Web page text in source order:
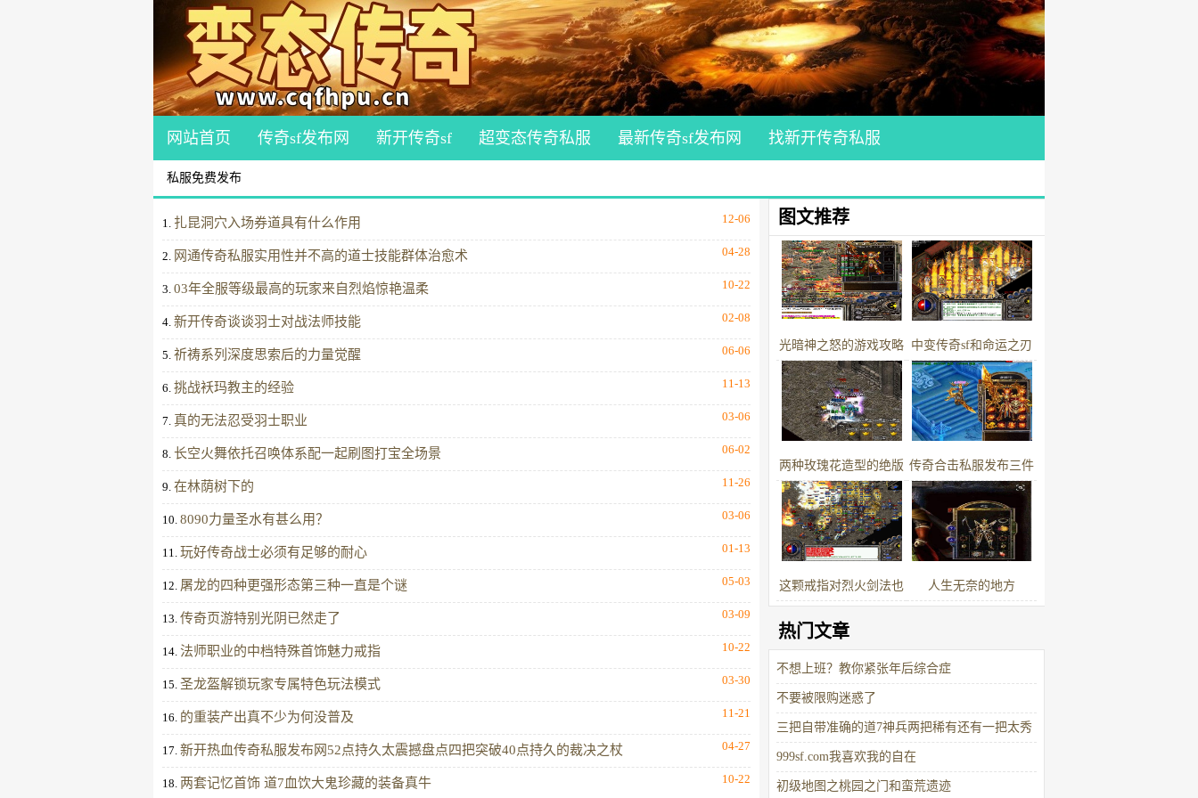
网站首页 传奇sf发布网 新开传奇sf 超变态传奇私服 最新传奇sf发布网 找新开传奇私服
私服免费发布
12-06
1. 扎昆洞穴入场券道具有什么作用
04-28
2. 网通传奇私服实用性并不高的道士技能群体治愈术
10-22
3. 03年全服等级最高的玩家来自烈焰惊艳温柔
02-08
4. 新开传奇谈谈羽士对战法师技能
06-06
5. 祈祷系列深度思索后的力量觉醒
11-13
6. 挑战袄玛教主的经验
03-06
7. 真的无法忍受羽士职业
06-02
8. 长空火舞依托召唤体系配一起刷图打宝全场景
11-26
9. 在林荫树下的
03-06
10. 8090力量圣水有甚么用？
01-13
11. 玩好传奇战士必须有足够的耐心
05-03
12. 屠龙的四种更强形态第三种一直是个谜
03-09
13. 传奇页游特别光阴已然走了
10-22
14. 法师职业的中档特殊首饰魅力戒指
03-30
15. 圣龙盔解锁玩家专属特色玩法模式
11-21
16. 的重装产出真不少为何没普及
04-27
17. 新开热血传奇私服发布网52点持久太震撼盘点四把突破40点持久的裁决之杖
10-22
18. 两套记忆首饰 道7血饮大鬼珍藏的装备真牛
图文推荐
光暗神之怒的游戏攻略 中变传奇sf和命运之刃
最搭的破防装备骑士手
镯
两种玫瑰花造型的绝版
装备只有大佬玩家才有
传奇合击私服发布三件
自带幸运1的装备第一
件实用第三件曾火爆全
服
这颗戒指对烈火剑法也 人生无奈的地方
热门文章
不想上班？教你紧张年后综合症
不要被限购迷惑了
三把自带准确的道7神兵两把稀有还有一把太秀
了
999sf.com我喜欢我的自在
初级地图之桃园之门和蛮荒遗迹